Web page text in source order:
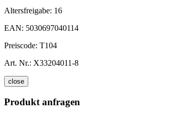
Altersfreigabe: 16
EAN: 5030697040114
Preiscode: T104
Art. Nr.: X33204011-8
close
Produkt anfragen